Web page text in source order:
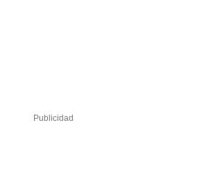
Publicidad